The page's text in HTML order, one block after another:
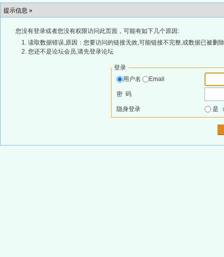
提示信息 »
您没有登录或者您没有权限访问此页面，可能有如下几个原因:
读取数据错误,原因：您要访问的链接无效,可能链接不完整,或数据已被删
您还不是论坛会员,请先登录论坛
登录
用户名
Email
密 码
隐身登录 是